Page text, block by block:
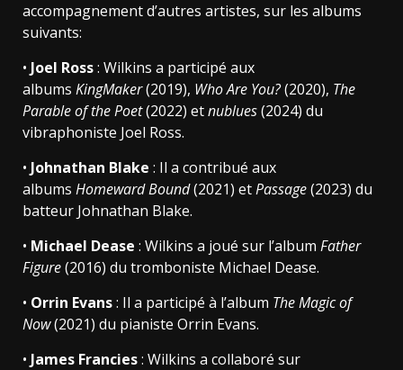
accompagnement d’autres artistes, sur les albums
suivants:
• Joel Ross: Wilkins a participé aux
albums KingMaker(2019), Who Are You?(2020), The
Parable of the Poet(2022) etnublues(2024) du
vibraphoniste Joel Ross.
• Johnathan Blake : Il a contribué aux
albums Homeward Bound(2021) etPassage(2023) du
batteur Johnathan Blake.
• Michael Dease : Wilkins a joué sur l’album Father
Figure(2016) du tromboniste Michael Dease.
• Orrin Evans: Il a participé à l’album The Magic of
Now(2021) du pianiste Orrin Evans.
• James Francies: Wilkins a collaboré sur